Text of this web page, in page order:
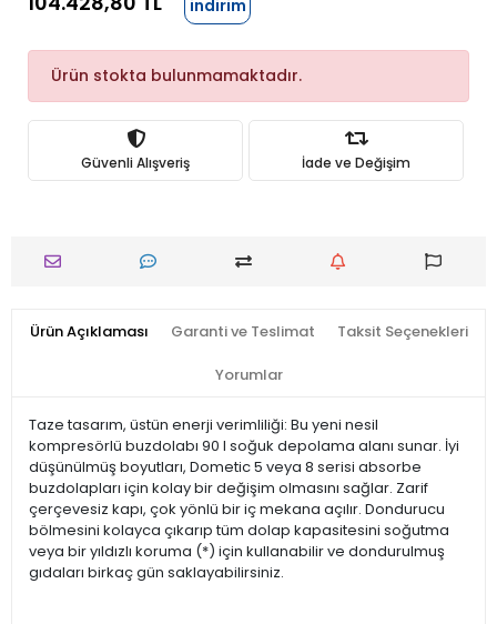
indirim
Ürün stokta bulunmamaktadır.
Güvenli Alışveriş İade ve Değişim
Ürün Açıklaması Garanti ve Teslimat Taksit Seçenekleri
Yorumlar
Taze tasarım, üstün enerji verimliliği: Bu yeni nesil
kompresörlü buzdolabı 90 l soğuk depolama alanı sunar. İyi
düşünülmüş boyutları, Dometic 5 veya 8 serisi absorbe
buzdolapları için kolay bir değişim olmasını sağlar. Zarif
çerçevesiz kapı, çok yönlü bir iç mekana açılır. Dondurucu
bölmesini kolayca çıkarıp tüm dolap kapasitesini soğutma
veya bir yıldızlı koruma (*) için kullanabilir ve dondurulmuş
gıdaları birkaç gün saklayabilirsiniz.